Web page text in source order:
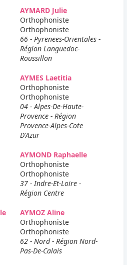
AYMARD Julie
Orthophoniste
Orthophoniste
66 - Pyrenees-Orientales -
Région Languedoc-
Roussillon
AYMES Laetitia
Orthophoniste
Orthophoniste
04 - Alpes-De-Haute-
Provence - Région
Provence-Alpes-Cote
D'Azur
AYMOND Raphaelle
Orthophoniste
Orthophoniste
37 - Indre-Et-Loire -
Région Centre
AYMOZ Aline
Orthophoniste
Orthophoniste
62 - Nord - Région Nord-
Pas-De-Calais